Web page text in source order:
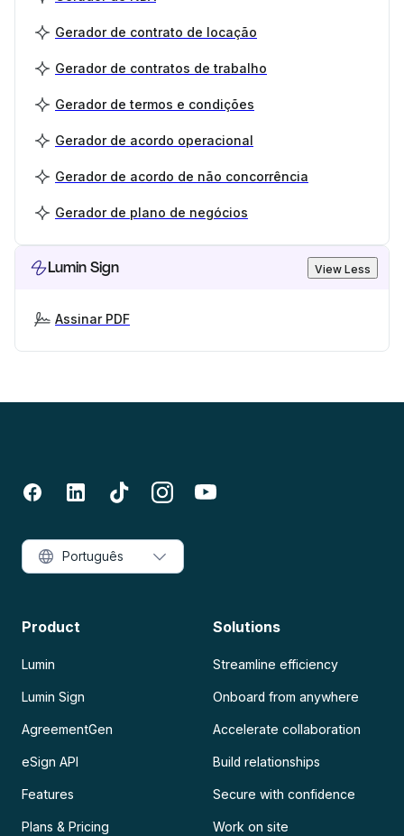
Gerador de contrato de locação
Gerador de contratos de trabalho
Gerador de termos e condições
Gerador de acordo operacional
Gerador de acordo de não concorrência
Gerador de plano de negócios
Lumin Sign View Less
Assinar PDF
Product
Lumin
Lumin Sign
AgreementGen
eSign API
Features
Plans & Pricing
Solutions
Streamline efficiency
Onboard from anywhere
Accelerate collaboration
Build relationships
Secure with confidence
Work on site
Português